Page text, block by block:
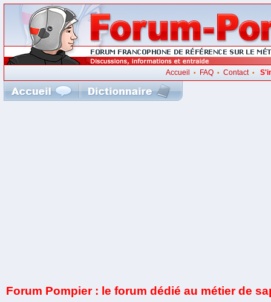
Accueil • FAQ• Contact•
Forum Pompier : le forum dédié au métier de